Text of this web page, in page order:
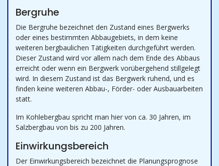
Bergruhe
Die Bergruhe bezeichnet den Zustand eines Bergwerks
oder eines bestimmten Abbaugebiets, in dem keine
weiteren bergbaulichen Tätigkeiten durchgeführt werden.
Dieser Zustand wird vor allem nach dem Ende des Abbaus
erreicht oder wenn ein Bergwerk vorübergehend stillgelegt
wird. In diesem Zustand ist das Bergwerk ruhend, und es
finden keine weiteren Abbau-, Förder- oder Ausbauarbeiten
statt.
Im Kohlebergbau spricht man hier von ca. 30 Jahren, im
Salzbergbau von bis zu 200 Jahren.
Einwirkungsbereich
Der Einwirkungsbereich bezeichnet die Planungsprognose